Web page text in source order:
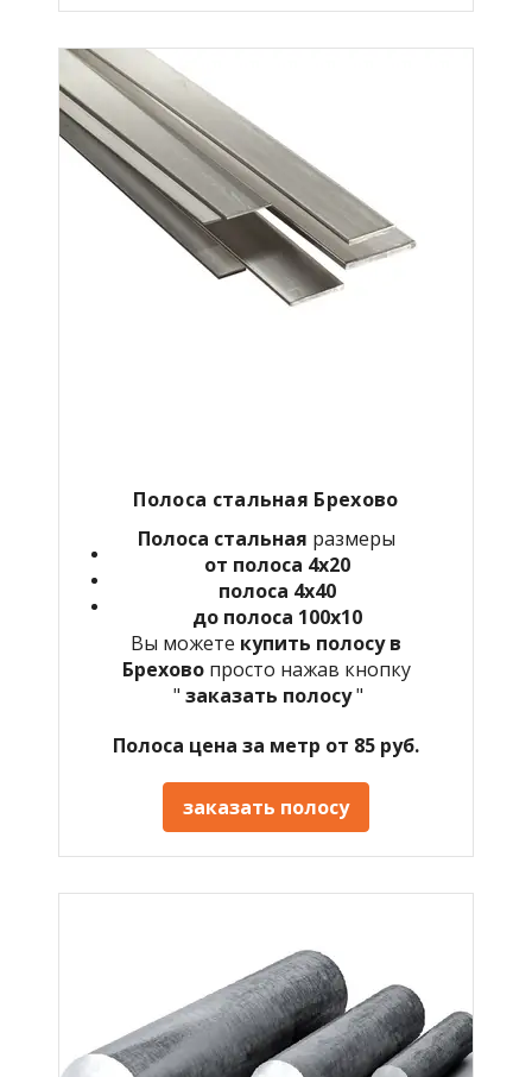
Полоса стальная Брехово
Полоса стальная размеры
от полоса 4х20
полоса 4х40
до полоса 100х10
Вы можете купить полосу в
Брехово просто нажав кнопку
" заказать полосу"
Полоса цена за метр от 85 руб.
заказать полосу